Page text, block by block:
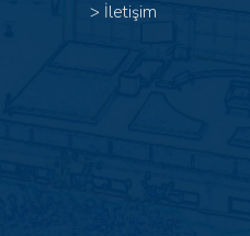
> İletişim